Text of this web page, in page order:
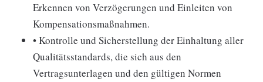
Erkennen von Verzögerungen und Einleiten von
Kompensationsmaßnahmen.
• Kontrolle und Sicherstellung der Einhaltung aller
Qualitätsstandards, die sich aus den
Vertragsunterlagen und den gültigen Normen